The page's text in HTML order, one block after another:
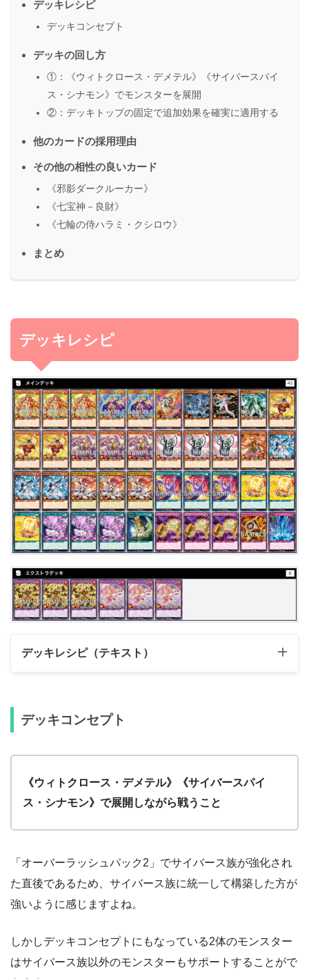
デッキレシピ
デッキコンセプト
デッキの回し方
①：《ウィトクロース・デメテル》《サイバースパイ
ス・シナモン》でモンスターを展開
②：デッキトップの固定で追加効果を確実に適用する
他のカードの採用理由
その他の相性の良いカード
《邪影ダークルーカー》
《七宝神－良財》
《七輪の侍ハラミ・クシロウ》
まとめ
デッキレシピ
デッキレシピ（テキスト）
カード名
《ウィトクロース・デメテル》
《サイバースパイス・ガラムマサラ》
《サイバースパイス・ナツメグ》 1
1
《彩光のプリマギターナ》 1
《風帝ライザー》
《サイバースパイス・ターメリック》 3
《サイバースパイス・シナモン》 3
デッキコンセプト
《ウィトクロース・デメテル》《サイバースパイ
ス・シナモン》で展開しながら戦うこと
「オーバーラッシュパック2」でサイバース族が強化され
た直後であるため、サイバース族に統一して構築した方が
強いように感じますよね。
しかしデッキコンセプトにもなっている2体のモンスター
はサイバース族以外のモンスターもサポートすることがで